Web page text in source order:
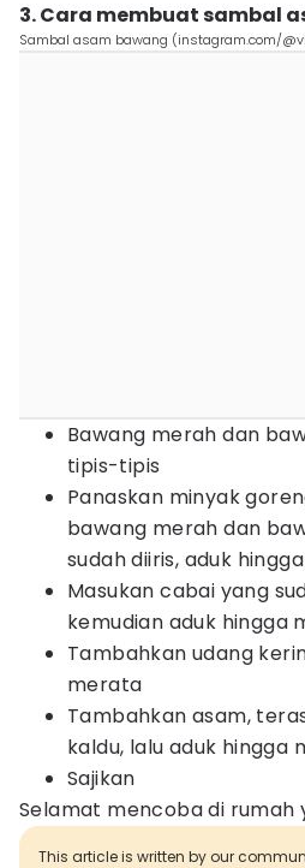
3. Cara membuat sambal
Sambal asam bawang (instagram.com/
Bawang merah dan
tipis-tipis
Panaskan minyak
bawang merah dan
sudah diiris, aduk
Masukan cabai yang
kemudian aduk hingga
Tambahkan udang
merata
Tambahkan asam,
kaldu, lalu aduk hingga
Sajikan
Selamat mencoba di rumah
This article is written by our